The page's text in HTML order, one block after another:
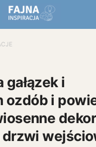
gałązek i
ozdób i
drzwi